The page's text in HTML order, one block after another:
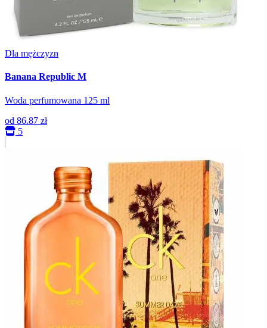
Dla mężczyzn
Banana Republic M
Woda perfumowana 125 ml
od 86.87 zł
5